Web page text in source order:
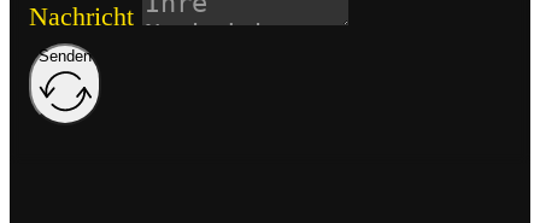
Nachricht
Senden